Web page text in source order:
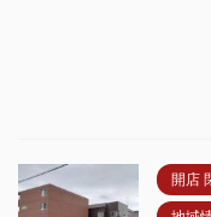
開店